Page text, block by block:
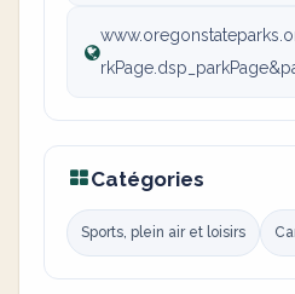
Catégories
Sports, plein air et loisirs